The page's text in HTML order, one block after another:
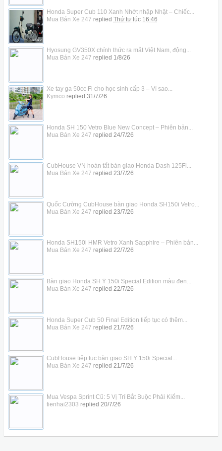
Honda Super Cub 110 Xanh Nhớt nhập Nhật – Chiếc...
Mua Bán Xe 247 replied Thứ tư lúc 16:46
Hyosung GV350X chính thức ra mắt Việt Nam, động...
Mua Bán Xe 247 replied 1/8/26
Xe tay ga 50cc Fi cho học sinh cấp 3 – Vì sao...
Kymco replied 31/7/26
Honda SH 150 Vetro Blue New Concept – Phiên bản...
Mua Bán Xe 247 replied 24/7/26
CubHouse VN hoàn tất bàn giao Honda Dash 125Fi...
Mua Bán Xe 247 replied 23/7/26
Quốc Cường CubHouse bàn giao Honda SH150i Vetro...
Mua Bán Xe 247 replied 23/7/26
Honda SH150i HMR Vetro Xanh Sapphire – Phiên bản...
Mua Bán Xe 247 replied 22/7/26
Bàn giao Honda SH Ý 150i Special Edition màu đen...
Mua Bán Xe 247 replied 22/7/26
Honda Super Cub 50 Final Edition tiếp tục có thêm...
Mua Bán Xe 247 replied 21/7/26
CubHouse tiếp tục bàn giao SH Ý 150i Special...
Mua Bán Xe 247 replied 21/7/26
Mua Vespa Sprint Cũ: 5 Vị Trí Bắt Buộc Phải Kiểm...
tienhai2303 replied 20/7/26